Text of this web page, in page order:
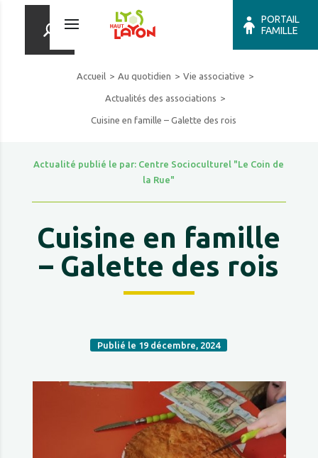
PORTAIL
FAMILLE
Accueil Au quotidien Vie associative
Actualités des associations
Cuisine en famille – Galette des rois
Actualité publié le par: Centre Socioculturel "Le Coin de
la Rue"
Cuisine en famille
– Galette des rois
Publié le 19 décembre, 2024